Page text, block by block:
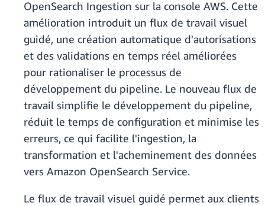
OpenSearch Ingestion sur la console AWS. Cette
amélioration introduit un flux de travail visuel
guidé, une création automatique d'autorisations
et des validations en temps réel améliorées
pour rationaliser le processus de
développement du pipeline. Le nouveau flux de
travail simplifie le développement du pipeline,
réduit le temps de configuration et minimise les
erreurs, ce qui facilite l'ingestion, la
transformation et l'acheminement des données
vers Amazon OpenSearch Service.
Le flux de travail visuel guidé permet aux clients